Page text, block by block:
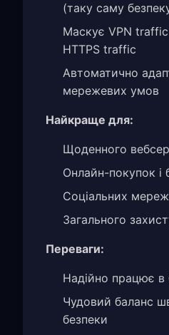
(таку саму
Маскує VPN traffic
HTTPS traffic
Автоматично
мережевих умов
Найкраще для:
Щоденного
Онлайн-покупок і
Соціальних мереж
Загального
Переваги:
Надійно працює в
Чудовий баланс
безпеки